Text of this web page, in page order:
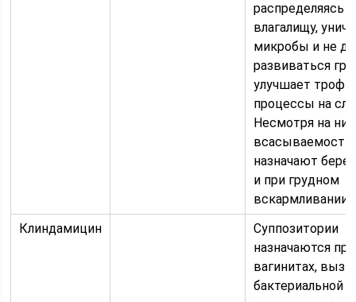
распределяясь
влагалищу,
микробы и не
развиваться
улучшает
процессы на
Несмотря на
всасываемость
назначают
и при грудном
вскармливании
Клиндамицин
Суппозитории
назначаются при
вагинитах,
бактериальной